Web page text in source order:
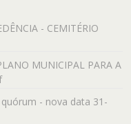
- CEMITÉRIO
MUNICIPAL PARA A
- nova data 31-